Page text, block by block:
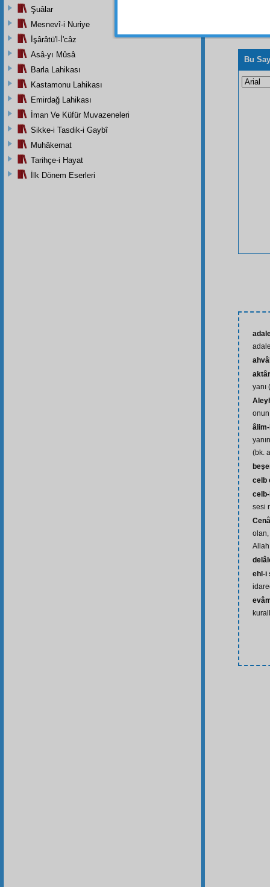
Bu
yanı
(bk.
celb
sesi
ehl-i
Şuâlar
Mesnevî-i Nuriye
İşârâtü'l-İ'câz
Asâ-yı Mûsâ
Barla Lahikası
Kastamonu Lahikası
Emirdağ Lahikası
İman Ve Küfür Muvazeneleri
Sikke-i Tasdik-i Gaybî
Muhâkemat
Tarihçe-i Hayat
İlk Dönem Eserleri